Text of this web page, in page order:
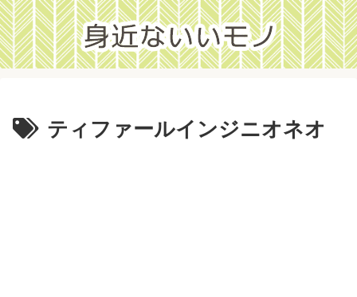
ティファールインジニオネオ